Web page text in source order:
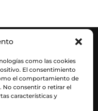
como las cookies
El consentimiento
el comportamiento de
No consentir o retirar el
características y